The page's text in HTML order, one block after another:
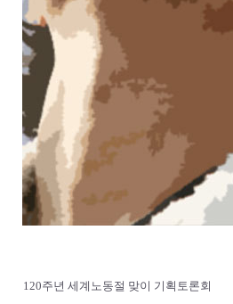
120주년 세계노동절 맞이 기획토론회